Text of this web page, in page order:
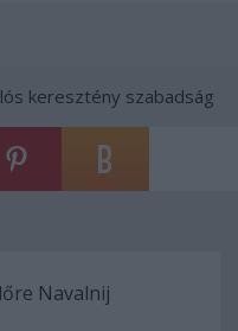
keresztény szabadság
Navalnij